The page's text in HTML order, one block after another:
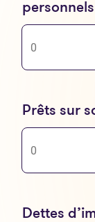
personnels
Prêts sur
Vous ne
Dettes
Vous ne